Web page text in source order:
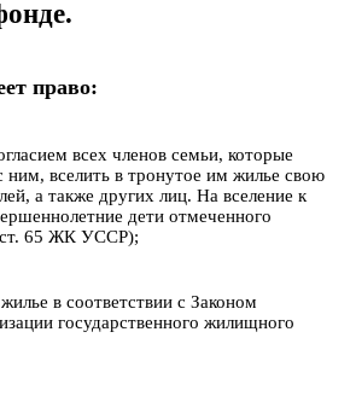
право:
всех членов семьи, которые
ним, вселить в тронутое им жилье свою
а также других лиц. На вселение к
дети отмеченного
65 ЖК УССР);
в соответствии с Законом
государственного жилищного